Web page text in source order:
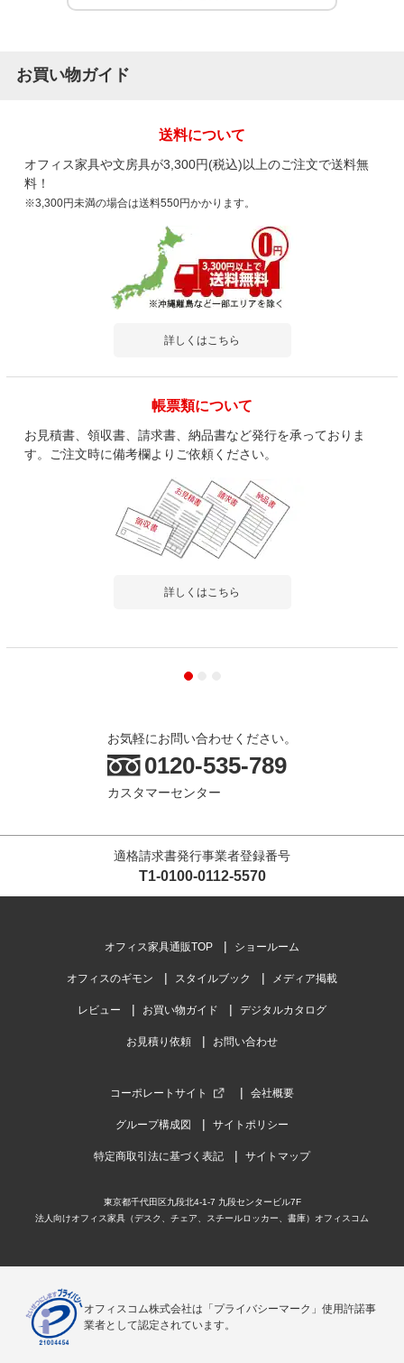
シンプルでとても使いやすいです。机の下にピッタリ入り収納も
すべてのお客様のコメント見る
3段 脇机 サイドデスク サイドキャビネット
鍵付き フルオープン 幅400×奥行700×高さ
4.5
【ホワイト:8月下旬入荷予定】サイドワゴ
ン スリムワゴン 3段 鍵付きワゴン 幅310×
レビュー数101 件
平均評価4.5
これからもリピート発注しようと思っています。
すべてのお客様のコメント見る
4.6
レビュー数
お買い物ガイド
送料について
オフィス家具や文房具が3,300円(税込)以上のご注文で送料無
料！
※3,300円未満の場合は送料550円かかります。
詳しくはこちら
帳票類について
お見積書、領収書、請求書、納品書など発行を承っておりま
す。ご注文時に備考欄よりご依頼ください。
詳しくはこちら
お気軽にお問い合わせください。
0120-535-789
カスタマーセンター
適格請求書発行事業者登録番号
T1-0100-0112-5570
オフィス家具通販TOP ショールーム
オフィスのギモン スタイルブック メディア掲載
レビュー お買い物ガイド デジタルカタログ
お見積り依頼 お問い合わせ
コーポレートサイト 会社概要
グループ構成図 サイトポリシー
特定商取引法に基づく表記 サイトマップ
東京都千代田区九段北4-1-7 九段センタービル7F
法人向けオフィス家具（デスク、チェア、スチールロッカー、書庫）オフィスコム
オフィスコム株式会社は「プライバシーマーク」使用許諾事
業者として認定されています。